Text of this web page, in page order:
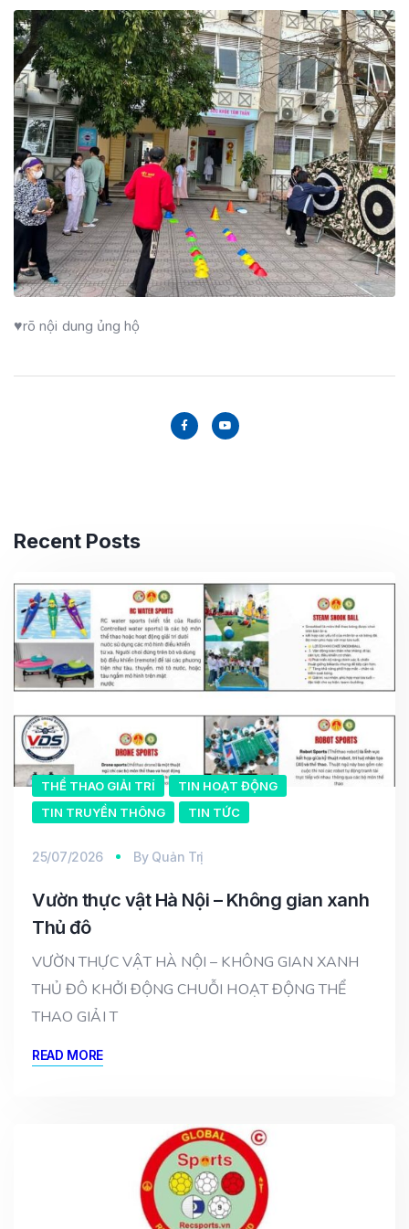
♥rõ nội dung ủng hộ
Recent Posts
THỂ THAO GIẢI TRÍ
TIN HOẠT ĐỘNG
TIN TRUYỀN THÔNG
TIN TỨC
25/07/2026 By Quản Trị
Vườn thực vật Hà Nội – Không gian xanh
Thủ đô
VƯỜN THỰC VẬT HÀ NỘI – KHÔNG GIAN XANH
THỦ ĐÔ KHỞI ĐỘNG CHUỖI HOẠT ĐỘNG THỂ
THAO GIẢI T
READ MORE